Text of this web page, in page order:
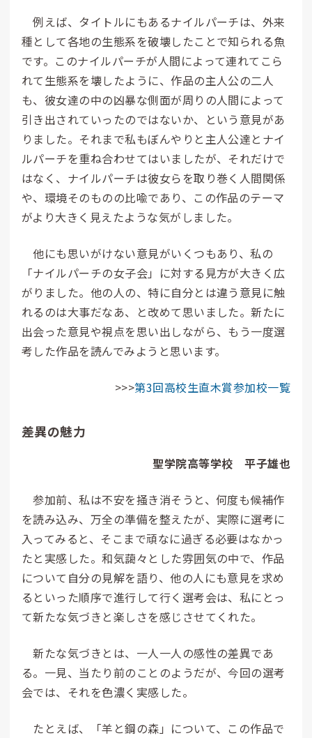
例えば、タイトルにもあるナイルパーチは、外来
種として各地の生態系を破壊したことで知られる魚
です。このナイルパーチが人間によって連れてこら
れて生態系を壊したように、作品の主人公の二人
も、彼女達の中の凶暴な側面が周りの人間によって
引き出されていったのではないか、という意見があ
りました。それまで私もぼんやりと主人公達とナイ
ルパーチを重ね合わせてはいましたが、それだけで
はなく、ナイルパーチは彼女らを取り巻く人間関係
や、環境そのものの比喩であり、この作品のテーマ
がより大きく見えたような気がしました。
他にも思いがけない意見がいくつもあり、私の
「ナイルパーチの女子会」に対する見方が大きく広
がりました。他の人の、特に自分とは違う意見に触
れるのは大事だなあ、と改めて思いました。新たに
出会った意見や視点を思い出しながら、もう一度選
考した作品を読んでみようと思います。
>>>第3回高校生直木賞参加校一覧
差異の魅力
聖学院高等学校 平子雄也
参加前、私は不安を掻き消そうと、何度も候補作
を読み込み、万全の準備を整えたが、実際に選考に
入ってみると、そこまで頑なに過ぎる必要はなかっ
たと実感した。和気藹々とした雰囲気の中で、作品
について自分の見解を語り、他の人にも意見を求め
るといった順序で進行して行く選考会は、私にとっ
て新たな気づきと楽しさを感じさせてくれた。
新たな気づきとは、一人一人の感性の差異であ
る。一見、当たり前のことのようだが、今回の選考
会では、それを色濃く実感した。
たとえば、「羊と鋼の森」について、この作品で